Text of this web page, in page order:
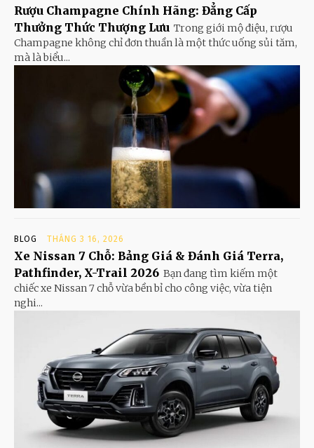
Rượu Champagne Chính Hãng: Đẳng Cấp
Thưởng Thức Thượng Lưu Trong giới mộ điệu, rượu
Champagne không chỉ đơn thuần là một thức uống sủi tăm,
mà là biểu...
BLOG THÁNG 3 16, 2026
Xe Nissan 7 Chỗ: Bảng Giá & Đánh Giá Terra,
Pathfinder, X-Trail 2026 Bạn đang tìm kiếm một
chiếc xe Nissan 7 chỗ vừa bền bỉ cho công việc, vừa tiện
nghi...